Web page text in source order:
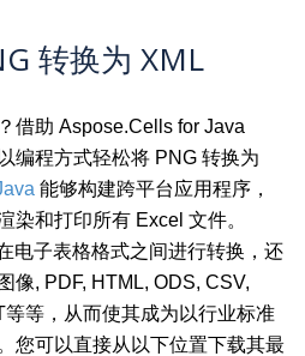
转换为 XML
借助 Aspose.Cells for Java
编程方式轻松将 PNG 转换为
能够构建跨平台应用程序，
染和打印所有 Excel 文件。
电子表格格式之间进行转换，还
像, PDF, HTML, ODS, CSV,
等，从而使其成为以行业标准
您可以直接从以下位置下载其最